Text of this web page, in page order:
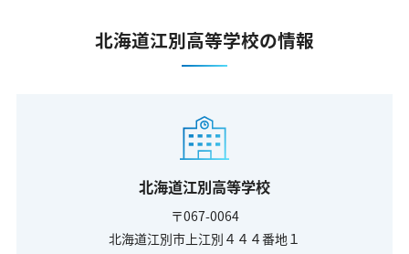
北海道江別高等学校の情報
北海道江別高等学校
〒067-0064
北海道江別市上江別４４４番地１